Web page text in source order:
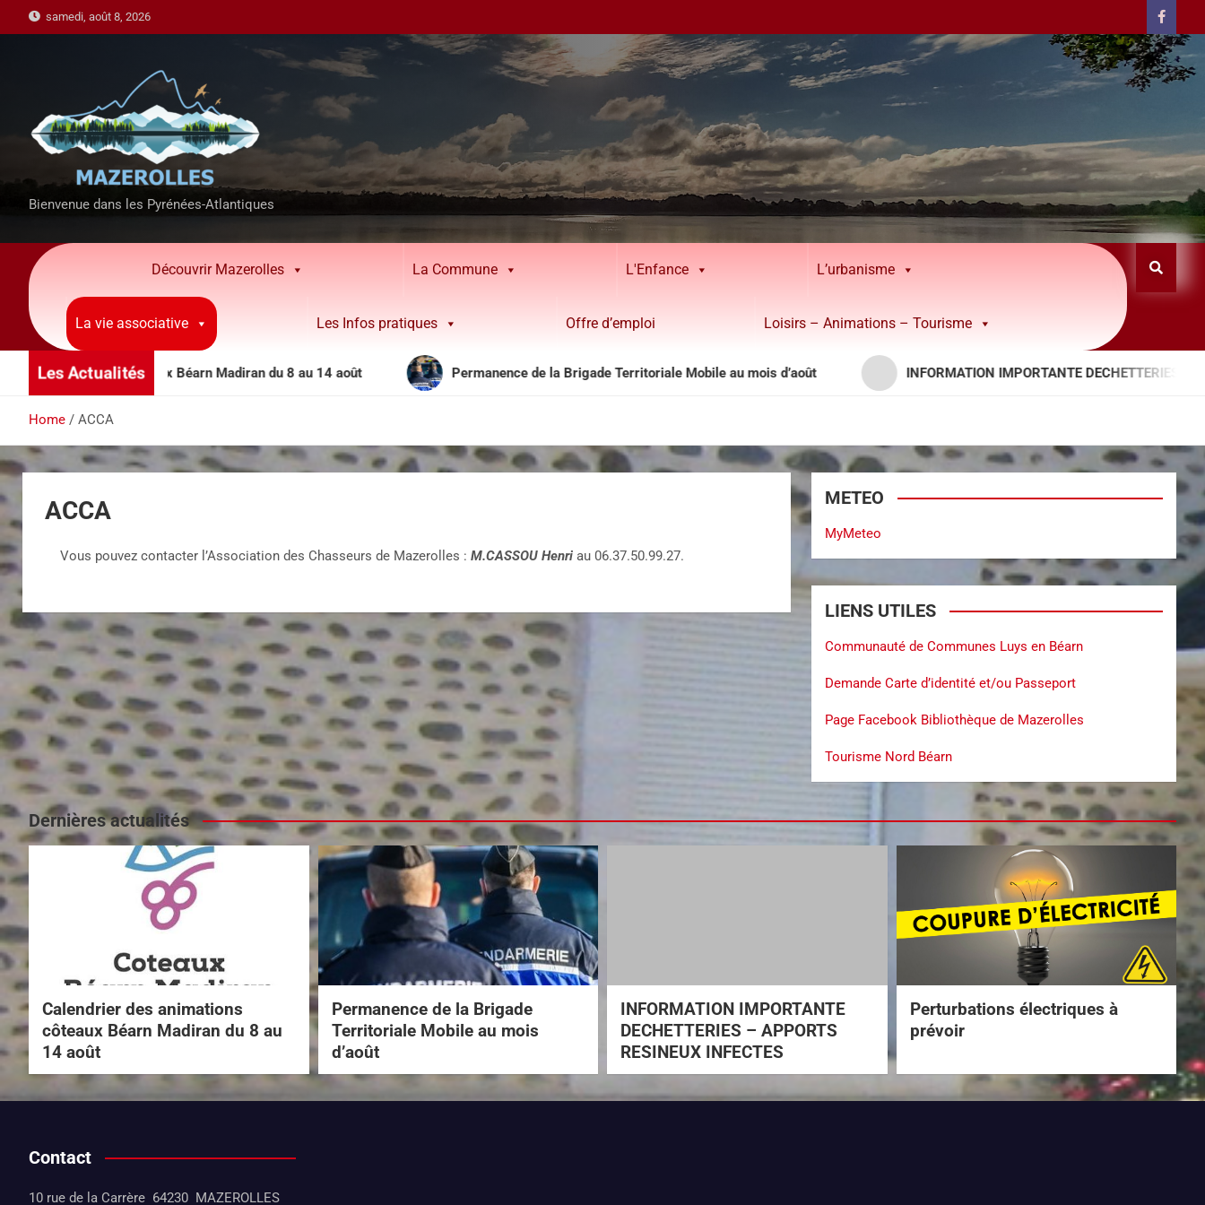
samedi, août 8, 2026
Bienvenue dans les Pyrénées-Atlantiques
Découvrir Mazerolles La Commune L'Enfance L’urbanisme
La vie associative Les Infos pratiques Offre d’emploi Loisirs – Animations – Tourisme
Les Actualités
animations côteaux Béarn Madiran du 8 au 14 août Permanence de la Brigade Territoriale Mobile au mois d’août INFORMATION IMPORTANTE DECHETTERIES –
Home ACCA
ACCA
Vous pouvez contacter l’Association des Chasseurs de Mazerolles : M.CASSOU Henri au 06.37.50.99.27.
METEO
MyMeteo
LIENS UTILES
Communauté de Communes Luys en Béarn
Demande Carte d’identité et/ou Passeport
Page Facebook Bibliothèque de Mazerolles
Tourisme Nord Béarn
Dernières actualités
Calendrier des animations
côteaux Béarn Madiran du 8 au
14 août
Permanence de la Brigade
Territoriale Mobile au mois
d’août
INFORMATION IMPORTANTE
DECHETTERIES – APPORTS
RESINEUX INFECTES
Perturbations électriques à
prévoir
Contact
10 rue de la Carrère 64230 MAZEROLLES